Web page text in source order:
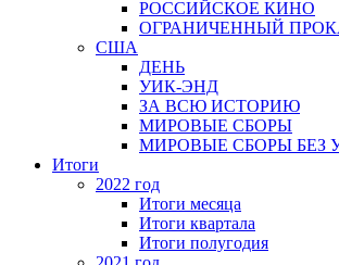
РОССИЙСКОЕ КИНО
ОГРАНИЧЕННЫЙ
США
ДЕНЬ
УИК-ЭНД
ЗА ВСЮ ИСТОРИЮ
МИРОВЫЕ СБОРЫ
МИРОВЫЕ СБОРЫ БЕЗ
Итоги
2022 год
Итоги месяца
Итоги квартала
Итоги полугодия